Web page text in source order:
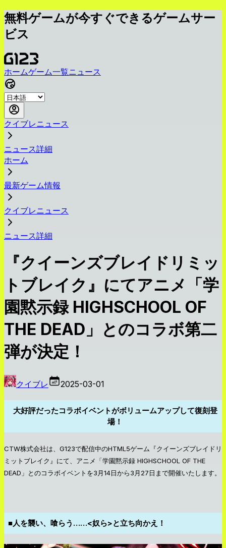
無料ゲームが今すぐできるゲームサー
ビス
ホームゲーム一覧ニュース
クイブレニュース
ニュース詳細
ホーム
最新ゲーム情報
クイブレニュース
ニュース詳細
『クイーンズブレイドリミッ
トブレイク』にてアニメ「学
園黙示録 HIGHSCHOOL OF
THE DEAD」とのコラボ第二
弾が決定！
クイブレ 2025-03-01
大好評だったコラボイベントがボリュームアップして復刻登
場！
CTW株式会社は、G123で配信中のHTML5ゲーム『クイーンズブレイドリ
ミットブレイク』にて、アニメ「学園黙示録 HIGHSCHOOL OF THE
DEAD」とのコラボイベントを3月14日から3月27日まで開催いたします。
■人を襲い、喰らう……<奴ら>と立ち向かえ！